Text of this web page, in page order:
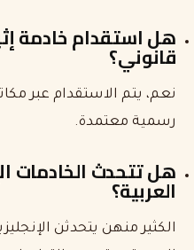
هل استقدام خادمة
قانوني؟
نعم، يتم الاستقدام عبر
رسمية معتمدة.
هل تتحدث الخادمات
العربية؟
الكثير منهن يتحدثن